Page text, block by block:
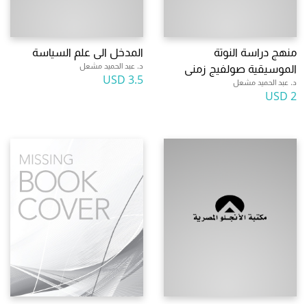
منهج دراسة النوتة
الموسيقية صولفيج زمنى
د. عبد الحميد مشعل
2 USD
المدخل الى علم السياسة
د. عبد الحميد مشعل
3.5 USD